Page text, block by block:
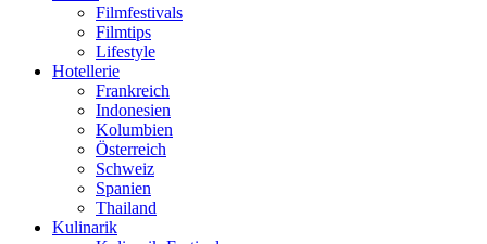
Filmfestivals
Filmtips
Lifestyle
Hotellerie
Frankreich
Indonesien
Kolumbien
Österreich
Schweiz
Spanien
Thailand
Kulinarik